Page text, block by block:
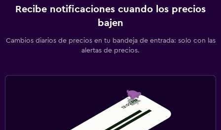
Recibe notificaciones cuando los precios
bajen
Cambios diarios de precios en tu bandeja de entrada: solo con las
alertas de precios.